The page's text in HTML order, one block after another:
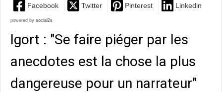
Facebook Twitter Pinterest Linkedin
powered by social2s
Igort : "Se faire piéger par les
anecdotes est la chose la plus
dangereuse pour un narrateur"